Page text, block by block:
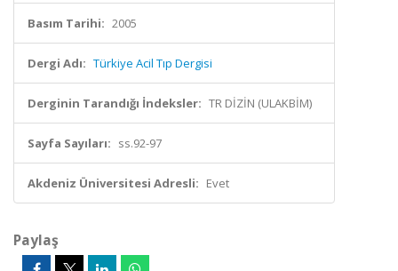
Basım Tarihi: 2005
Dergi Adı: Türkiye Acil Tıp Dergisi
Derginin Tarandığı İndeksler: TR DİZİN (ULAKBİM)
Sayfa Sayıları: ss.92-97
Akdeniz Üniversitesi Adresli: Evet
Paylaş